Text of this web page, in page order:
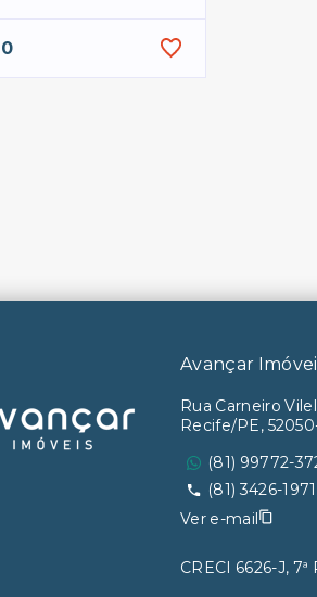
Avançar
Rua Carneiro
Recife/PE,
(81) 99772-
(81) 3426-1971
Ver e-mail
CRECI 6626-J, 7ª